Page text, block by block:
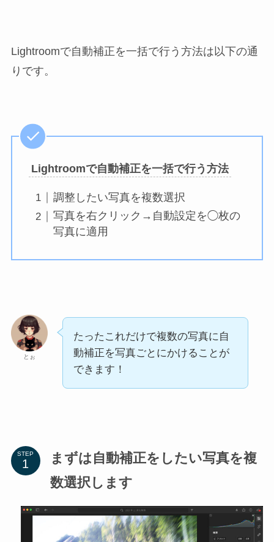
Lightroomで自動補正を一括で行う方法は以下の通
りです。
Lightroomで自動補正を一括で行う方法
調整したい写真を複数選択
写真を右クリック→自動設定を◯枚の
写真に適用
とぉ
たったこれだけで複数の写真に自
動補正を写真ごとにかけることが
できます！
STEP
まずは自動補正をしたい写真を複
数選択します